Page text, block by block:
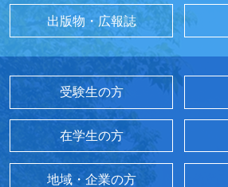
出版物・広報誌
受験生の方
在学生の方
地域・企業の方